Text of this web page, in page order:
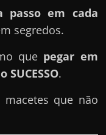
passo em cada
segredos.
que pegar em
.
que não